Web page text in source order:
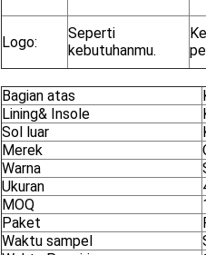
Logo:
Seperti
kebutuhanmu.
Bagian atas
Lining& Insole
Sol luar
Merek
Warna
Ukuran
MOQ
Paket
Waktu sampel